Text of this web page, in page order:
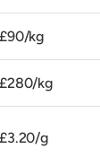
£90/kg
£280/kg
£3.20/g